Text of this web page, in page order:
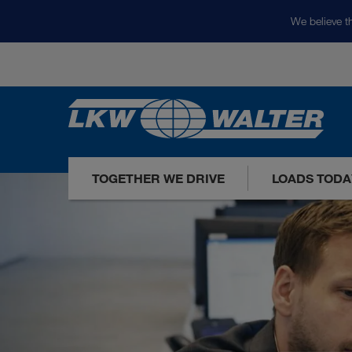
We believe
TOGETHER WE DRIVE LOADS